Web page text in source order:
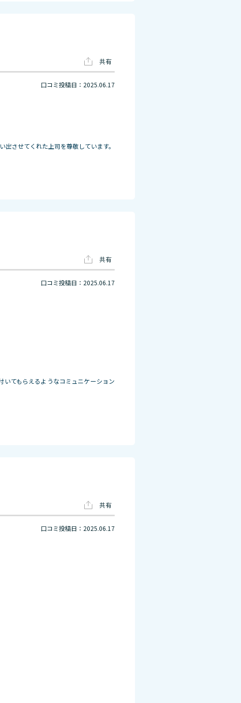
共有
口コミ投稿日：2025.06.17
させてくれた上司を尊敬しています。
共有
口コミ投稿日：2025.06.17
てもらえるようなコミュニケーション
共有
口コミ投稿日：2025.06.17